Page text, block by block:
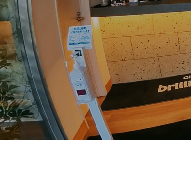
ドーム型テント